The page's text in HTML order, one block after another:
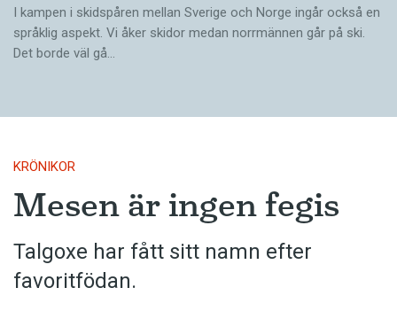
I kampen i skidspåren ­mellan Sverige och Norge ingår också en
språklig aspekt. Vi åker skidor medan norrmännen går på ski.
Det borde väl gå…
KRÖNIKOR
Mesen är ingen fegis
Talgoxe har fått sitt namn efter
favoritfödan.